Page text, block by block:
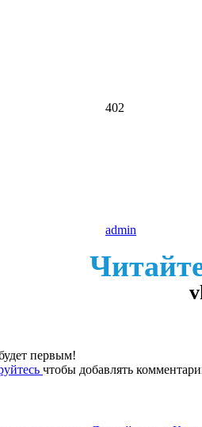
402
admin
первым!
чтобы добавлять